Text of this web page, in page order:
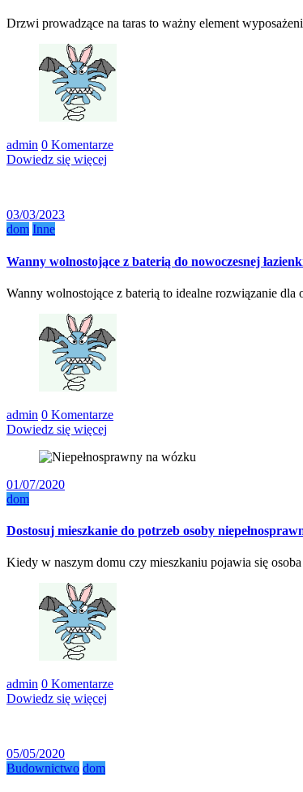
Drzwi prowadzące na taras to ważny element
admin 0 Komentarze
Dowiedz się więcej
03/03/2023
dom Inne
Wanny wolnostojące z baterią do nowoczesnej
Wanny wolnostojące z baterią to idealne rozwiązanie
admin 0 Komentarze
Dowiedz się więcej
01/07/2020
dom
Dostosuj mieszkanie do potrzeb osoby
Kiedy w naszym domu czy mieszkaniu pojawia się
admin 0 Komentarze
Dowiedz się więcej
05/05/2020
Budownictwo dom